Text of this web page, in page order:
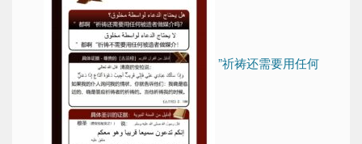
”祈祷还需要用任何